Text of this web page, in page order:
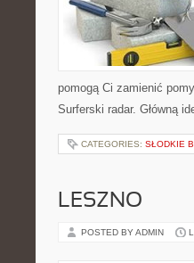
pomogą Ci zamienić
Surferski radar. Główną
CATEGORIES: SŁODKIE
LESZNO
POSTED BY ADMIN